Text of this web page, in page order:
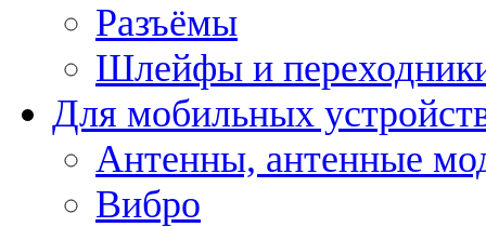
Разъёмы
Шлейфы и
Для мобильных
Антенны, антенные
Вибро